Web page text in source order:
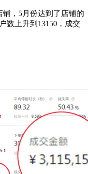
，5月份达到了店铺的
数上升到13150，成交